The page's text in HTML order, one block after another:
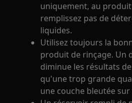
uniquement, au
remplissez pas de
liquides.
Utilisez toujours la
produit de rinçage. Un
diminue les résultats
qu'une trop grande
une couche bleutée